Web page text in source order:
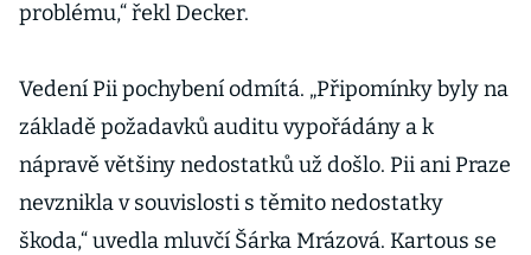
problému,“ řekl Decker.
Vedení Pii pochybení odmítá. „Připomínky byly na
základě požadavků auditu vypořádány a k
nápravě většiny nedostatků už došlo. Pii ani Praze
nevznikla v souvislosti s těmito nedostatky
škoda,“ uvedla mluvčí Šárka Mrázová. Kartous se